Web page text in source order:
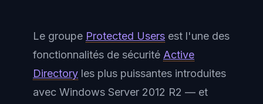
Le groupe Protected Users est l'une des
fonctionnalités de sécurité Active
Directory les plus puissantes introduites
avec Windows Server 2012 R2 — et